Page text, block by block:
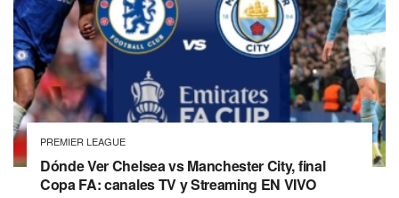
PREMIER LEAGUE
Dónde Ver Chelsea vs Manchester City, final
Copa FA: canales TV y Streaming EN VIVO